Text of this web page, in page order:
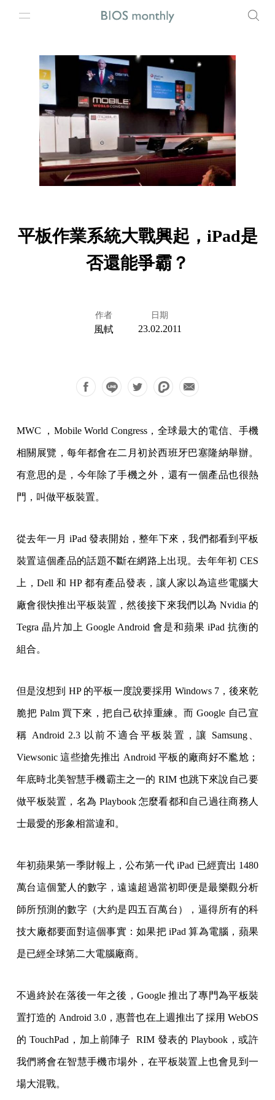
平板作業系統大戰興起，iPad是
否還能爭霸？
作者
風軾
日期
23.02.2011
MWC ，Mobile World Congress，全球最大的電信、手機
相關展覽，每年都會在二月初於西班牙巴塞隆納舉辦。
有意思的是，今年除了手機之外，還有一個產品也很熱
門，叫做平板裝置。
從去年一月 iPad 發表開始，整年下來，我們都看到平板
裝置這個產品的話題不斷在網路上出現。去年年初 CES
上，Dell 和 HP 都有產品發表，讓人家以為這些電腦大
廠會很快推出平板裝置，然後接下來我們以為 Nvidia 的
Tegra 晶片加上 Google Android 會是和蘋果 iPad 抗衡的
組合。
但是沒想到 HP 的平板一度說要採用 Windows 7，後來乾
脆把 Palm 買下來，把自己砍掉重練。而 Google 自己宣
稱 Android 2.3 以前不適合平板裝置，讓 Samsung、
Viewsonic 這些搶先推出 Android 平板的廠商好不尷尬；
年底時北美智慧手機霸主之一的 RIM 也跳下來說自己要
做平板裝置，名為 Playbook 怎麼看都和自己過往商務人
士最愛的形象相當違和。
年初蘋果第一季財報上，公布第一代 iPad 已經賣出 1480
萬台這個驚人的數字，遠遠超過當初即便是最樂觀分析
師所預測的數字（大約是四五百萬台），逼得所有的科
技大廠都要面對這個事實：如果把 iPad 算為電腦，蘋果
是已經全球第二大電腦廠商。
不過終於在落後一年之後，Google 推出了專門為平板裝
置打造的 Android 3.0，惠普也在上週推出了採用 WebOS
的 TouchPad，加上前陣子 RIM 發表的 Playbook，或許
我們將會在智慧手機市場外，在平板裝置上也會見到一
場大混戰。